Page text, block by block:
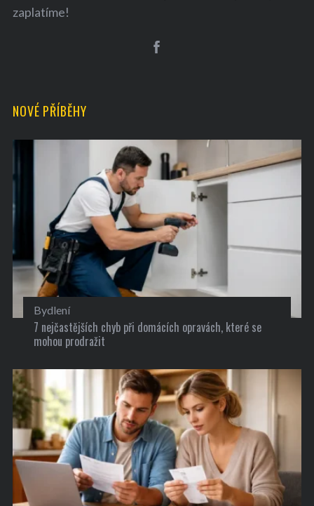
zaplatíme!
NOVÉ PŘÍBĚHY
Bydlení
7 nejčastějších chyb při domácích opravách, které se
mohou prodražit